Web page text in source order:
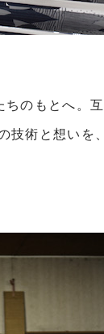
のもとへ。
術と想いを